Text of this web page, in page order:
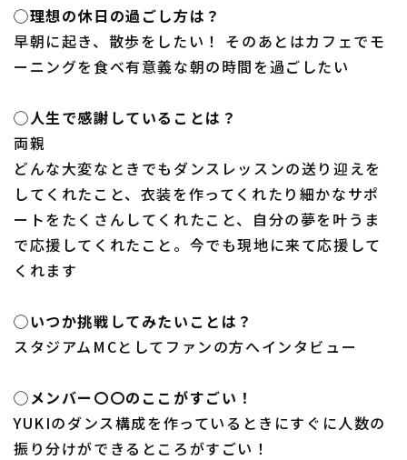
◯理想の休日の過ごし方は？
早朝に起き、散歩をしたい！ そのあとはカフェでモ
ーニングを食べ有意義な朝の時間を過ごしたい
◯人生で感謝していることは？
両親
どんな大変なときでもダンスレッスンの送り迎えを
してくれたこと、衣装を作ってくれたり細かなサポ
ートをたくさんしてくれたこと、自分の夢を叶うま
で応援してくれたこと。今でも現地に来て応援して
くれます
◯いつか挑戦してみたいことは？
スタジアムMCとしてファンの方へインタビュー
◯メンバー〇〇のここがすごい！
YUKIのダンス構成を作っているときにすぐに人数の
振り分けができるところがすごい！